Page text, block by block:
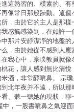
這熟習的、樸素的、
像常日那般躁動。這
，由於它的主人是那
感觸感染到，在如許
那片安靜潔凈的地盤
，由於她從不感到人
我心中，宗璞教員就像
花，讓人感到無比清
酒，非常醇噴鼻。 宗
北年夜并不遠，所以
、聽一聽她的現狀，
中，一股書噴鼻之氣迎